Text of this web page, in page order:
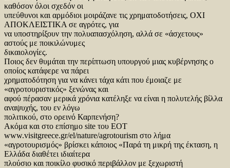
καθόσον όλοι σχεδόν οι
υπεύθυνοι και αρμόδιοι μοιράζανε τις χρηματοδοτήσεις, ΟΧΙ
ΑΠΟΚΛΕΙΣΤΙΚΑ σε αγρότες, για
να υποστηρίξουν την πολυαπασχόληση, αλλά σε «άσχετους»
αστούς με ποικιλώνυμες
δικαιολογίες.
Ποιος δεν θυμάται την περίπτωση υπουργού μιας κυβέρνησης ο
οποίος κατάφερε να πάρει
χρηματοδότηση για να κάνει τάχα κάτι που έμοιαζε με
«αγροτουριστικός» ξενώνας και
αφού πέρασαν μερικά χρόνια κατέληξε να είναι η πολυτελής βίλλα
αναψυχής, του εν λόγω
πολιτικού, στο ορεινό Καρπενήση?
Ακόμα και στο επίσημο site του ΕΟΤ
www.visitgreece.gr/el/nature/agrotourism στο λήμα
«αγροτουρισμός» βρίσκει κάποιος «Παρά τη μικρή της έκταση, η
Ελλάδα διαθέτει ιδιαίτερα
πλούσιο και ποικίλο φυσικό περιβάλλον με ξεχωριστή